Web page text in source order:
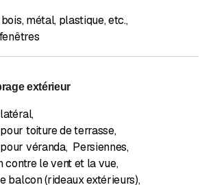
métal, plastique, etc.,
extérieur
,
toiture de terrasse,
véranda, Persiennes,
contre le vent et la vue,
balcon (rideaux extérieurs),